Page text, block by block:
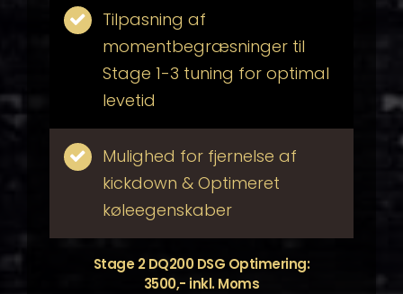
Tilpasning af
momentbegræsninger til
Stage 1-3 tuning for optimal
levetid
Mulighed for fjernelse af
kickdown & Optimeret
køleegenskaber
Stage 2 DQ200 DSG Optimering:
3500,- inkl. Moms